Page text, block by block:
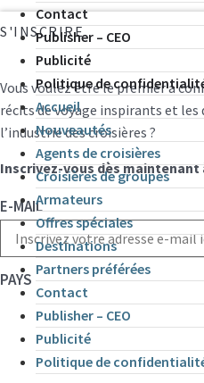
Contact
Publisher – CEO
Publicité
Politique de
Accueil
Nouveautés
Agents de croisières
Croisières de groupes
Armateurs
Offres spéciales
Destinations
Partners préférées
Contact
Publisher – CEO
Publicité
Politique de
S'INSCRIRE
Vous voulez être le premier à
récits de voyage inspirants et les
l’industrie des croisières ?
Inscrivez-vous dès
E-MAIL
PAYS